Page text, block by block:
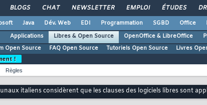
BLOGS CHAT NEWSLETTER EMPLOI ÉTUDES
Java Dév. Web EDI Programmation SGBD Office
Applications
Libres & Open Source OpenOffice & LibreOffice
Open Source FAQ Open Source Tutoriels Open Source Livres
!
Règles
italiens considèrent que les clauses des logiciels libres sont